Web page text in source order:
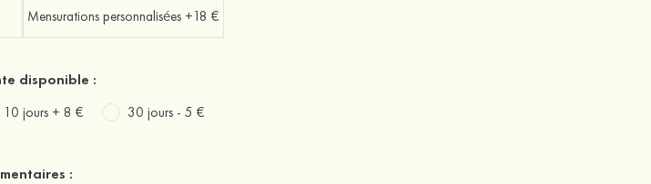
Mensurations personnalisées +18 €
disponible :
10 jours + 8 € 30 jours - 5 €
: